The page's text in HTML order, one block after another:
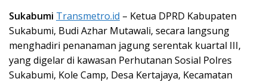
Sukabumi Transmetro.id – Ketua DPRD Kabupaten
Sukabumi, Budi Azhar Mutawali, secara langsung
menghadiri penanaman jagung serentak kuartal III,
yang digelar di kawasan Perhutanan Sosial Polres
Sukabumi, Kole Camp, Desa Kertajaya, Kecamatan